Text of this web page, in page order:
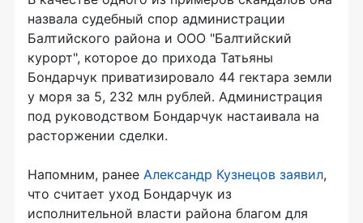
назвала судебный спор администрации
Балтийского района и ООО "Балтийский
курорт", которое до прихода Татьяны
Бондарчук приватизировало 44 гектара земли
у моря за 5, 232 млн рублей. Администрация
под руководством Бондарчук настаивала на
расторжении сделки.
Напомним, ранее Александр Кузнецов заявил,
что считает уход Бондарчук из
исполнительной власти района благом для